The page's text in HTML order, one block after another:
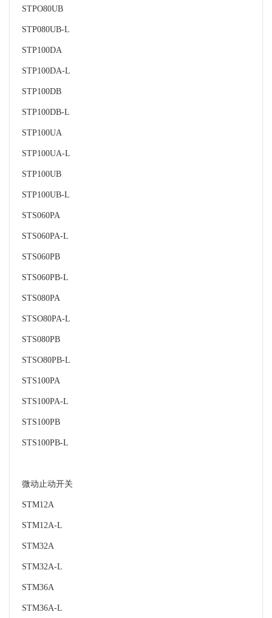
STPO80UB
STP080UB-L
STP100DA
STP100DA-L
STP100DB
STP100DB-L
STP100UA
STP100UA-L
STP100UB
STP100UB-L
STS060PA
STS060PA-L
STS060PB
STS060PB-L
STS080PA
STSO80PA-L
STS080PB
STSO80PB-L
STS100PA
STS100PA-L
STS100PB
STS100PB-L
微动止动开关
STM12A
STM12A-L
STM32A
STM32A-L
STM36A
STM36A-L